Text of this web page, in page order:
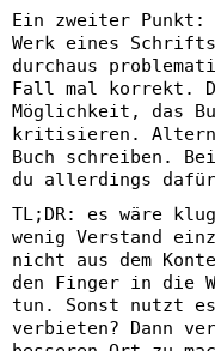
Ein zweiter Punkt:
Werk eines
durchaus
Fall mal korrekt.
Möglichkeit, das
kritisieren.
Buch schreiben.
du allerdings
TL;DR: es wäre
wenig Verstand
nicht aus dem
den Finger in die
tun. Sonst nutzt
verbieten? Dann